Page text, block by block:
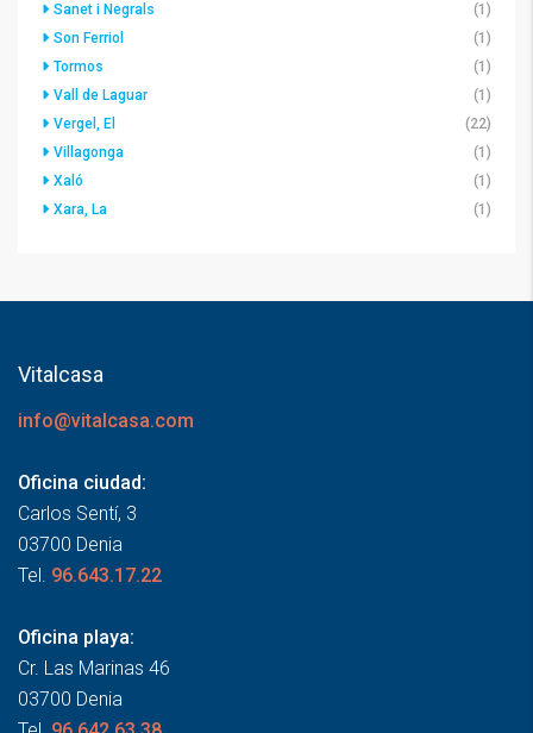
Sanet i Negrals
(1)
Son Ferriol
(1)
Tormos
(1)
Vall de Laguar
(1)
Vergel, El
(22)
Villagonga
(1)
Xaló
(1)
Xara, La
(1)
Vitalcasa
info@vitalcasa.com
Oficina ciudad:
Carlos Sentí, 3
03700 Denia
Tel. 96.643.17.22
Oficina playa:
Cr. Las Marinas 46
03700 Denia